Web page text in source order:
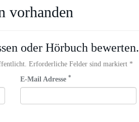
vorhanden
oder Hörbuch bewerten.
Erforderliche Felder sind markiert *
E-Mail Adresse *